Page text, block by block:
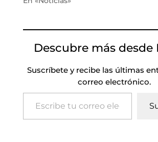
Descubre más desde
Suscríbete y recibe las últimas
correo electrónico.
Escribe tu correo electrónico…